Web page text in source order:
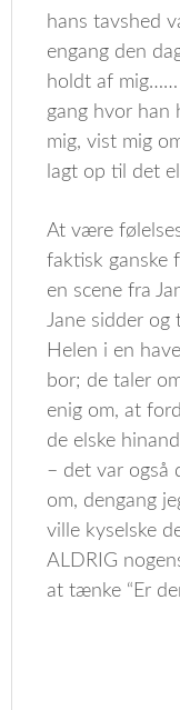
hans tavshed
engang den
holdt af mig……
gang hvor han
mig, vist mig
lagt op til det
At være
faktisk ganske
en scene fra
Jane sidder og
Helen i en
bor; de taler
enig om, at
de elske
– det var også
om, dengang
ville kyselske
ALDRIG
at tænke “Er